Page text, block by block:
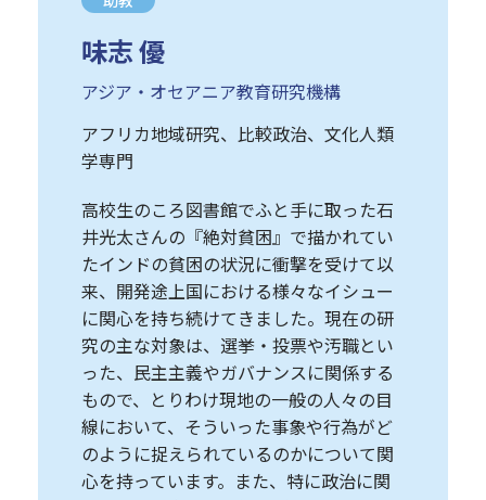
味志 優
アジア・オセアニア教育研究機構
アフリカ地域研究、比較政治、文化人類
学専門
高校生のころ図書館でふと手に取った石
井光太さんの『絶対貧困』で描かれてい
たインドの貧困の状況に衝撃を受けて以
来、開発途上国における様々なイシュー
に関心を持ち続けてきました。現在の研
究の主な対象は、選挙・投票や汚職とい
った、民主主義やガバナンスに関係する
もので、とりわけ現地の一般の人々の目
線において、そういった事象や行為がど
のように捉えられているのかについて関
心を持っています。また、特に政治に関